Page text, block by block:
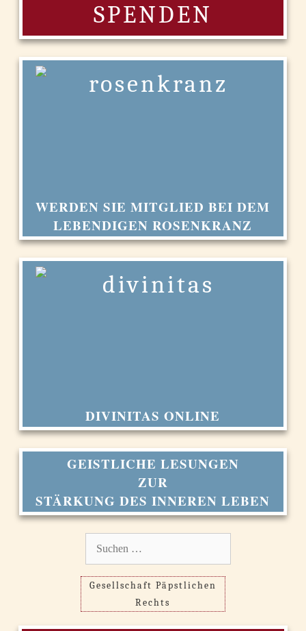
SPENDEN
WERDEN SIE MITGLIED BEI DEM
LEBENDIGEN ROSENKRANZ
DIVINITAS ONLINE
GEISTLICHE LESUNGEN
ZUR
STÄRKUNG DES INNEREN LEBEN
Gesellschaft Päpstlichen
Rechts